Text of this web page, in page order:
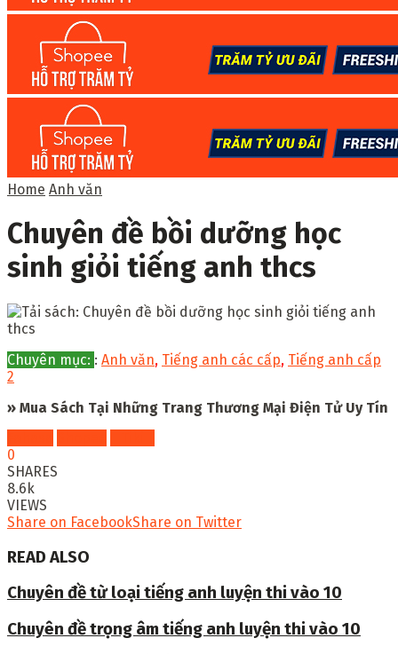
Home Anh văn
Chuyên đề bồi dưỡng học
sinh giỏi tiếng anh thcs
Chuyên mục: : Anh văn, Tiếng anh các cấp, Tiếng anh cấp
2
» Mua Sách Tại Những Trang Thương Mại Điện Tử Uy Tín
0
SHARES
8.6k
VIEWS
Share on FacebookShare on Twitter
READ ALSO
Chuyên đề từ loại tiếng anh luyện thi vào 10
Chuyên đề trọng âm tiếng anh luyện thi vào 10